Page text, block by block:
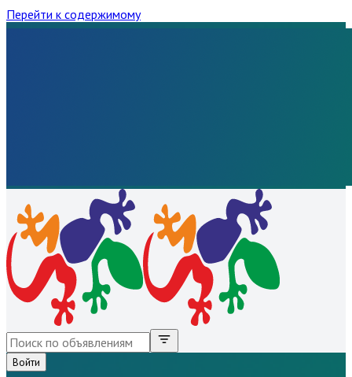
Перейти к содержимому
Войти